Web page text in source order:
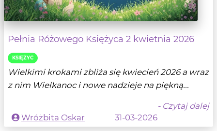
Pełnia Różowego Księżyca 2 kwietnia 2026
KSIĘŻYC
Wielkimi krokami zbliża się kwiecień 2026 a wraz
z nim Wielkanoc i nowe nadzieje na piękną...
- Czytaj dalej
Wróżbita Oskar
31-03-2026